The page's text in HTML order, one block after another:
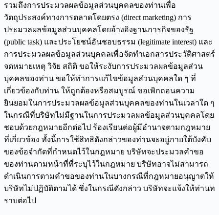
รวมถึงการประมวลผลข้อมูลส่วนบุคคลของท่านเพื่อ
วัตถุประสงค์ทางการตลาดโดยตรง (direct marketing) การ
ประมวลผลข้อมูลส่วนบุคคลโดยอ้างอิงฐานภารกิจของรัฐ
(public task) และประโยชน์อันชอบธรรม (legitimate interest) และ
การประมวลผลข้อมูลส่วนบุคคลเพื่อจัดทำเอกสารประวัติศาสตร์
จดหมายเหตุ วิจัย สถิติ ขอให้ระงับการประมวลผลข้อมูลส่วน
บุคคลของท่าน ขอให้ทำการแก้ไขข้อมูลส่วนบุคคลใด ๆ ที่
เกี่ยวข้องกับท่าน ให้ถูกต้องหรือสมบูรณ์ ขอเพิกถอนความ
ยินยอมในการประมวลผลข้อมูลส่วนบุคคลของท่านในเวลาใด ๆ
ในกรณีที่บริษัทไม่มีฐานในการประมวลผลข้อมูลส่วนบุคคลโดย
ชอบด้วยกฎหมายอีกต่อไป ร้องเรียนต่อผู้มีอำนาจตามกฎหมาย
ที่เกี่ยวข้อง ทั้งนี้การใช้สิทธิดังกล่าวของท่านจะอยู่ภายใต้บังคับ
ของข้อจำกัดที่กำหนดไว้ในกฎหมาย บริษัทจะประมวลคำขอ
ของท่านตามหน้าที่ที่ระบุไว้ในกฎหมาย บริษัทอาจไม่สามารถ
ดำเนินการตามคำขอของท่านในบางกรณีที่กฎหมายอนุญาตให้
บริษัทไม่ปฏิบัติตามได้ ซึ่งในกรณีดังกล่าว บริษัทจะแจ้งให้ท่านท
ราบต่อไป